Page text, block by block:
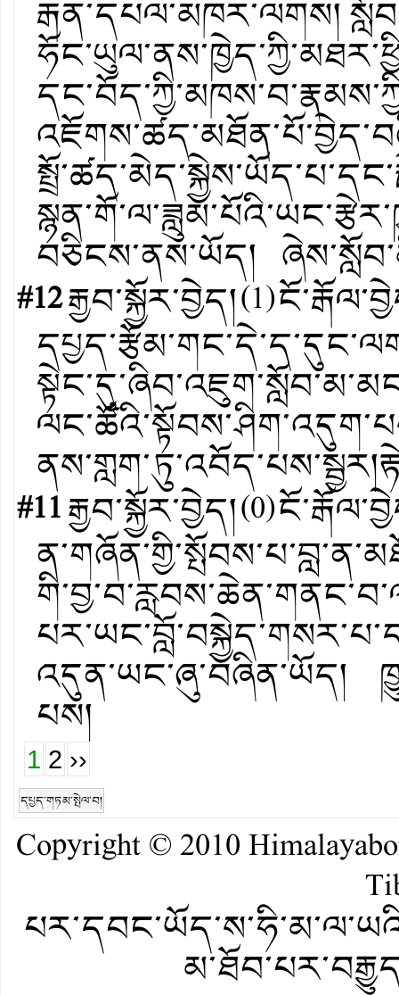
རྒན་དཔལ་མཁར་ལགས།
བཅིངས་ནས་ཡོད།
#12རྒྱབ་སྐྱོར་བྱེད།(1)
#11རྒྱབ་སྐྱོར་བྱེད།(0)
འདུན་ཡང་ཞུ་བཞིན་ཡོད།
པས།
1 2 ››
དཔྱད་གཏམ་སྤེལ་བ།
Copyright © 2010